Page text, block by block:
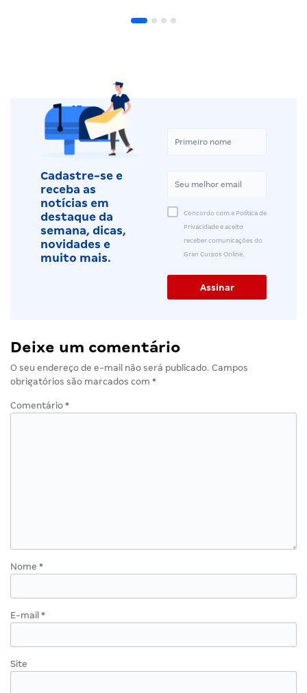
Cadastre-se e
receba as
notícias em
destaque da
semana, dicas,
novidades e
muito mais.
Concordo com a Política de
Privacidade e aceito
receber comunicações do
Gran Cursos Online.
Deixe um comentário
O seu endereço de e-mail não será publicado. Campos
obrigatórios são marcados com *
Comentário *
Nome *
E-mail *
Site